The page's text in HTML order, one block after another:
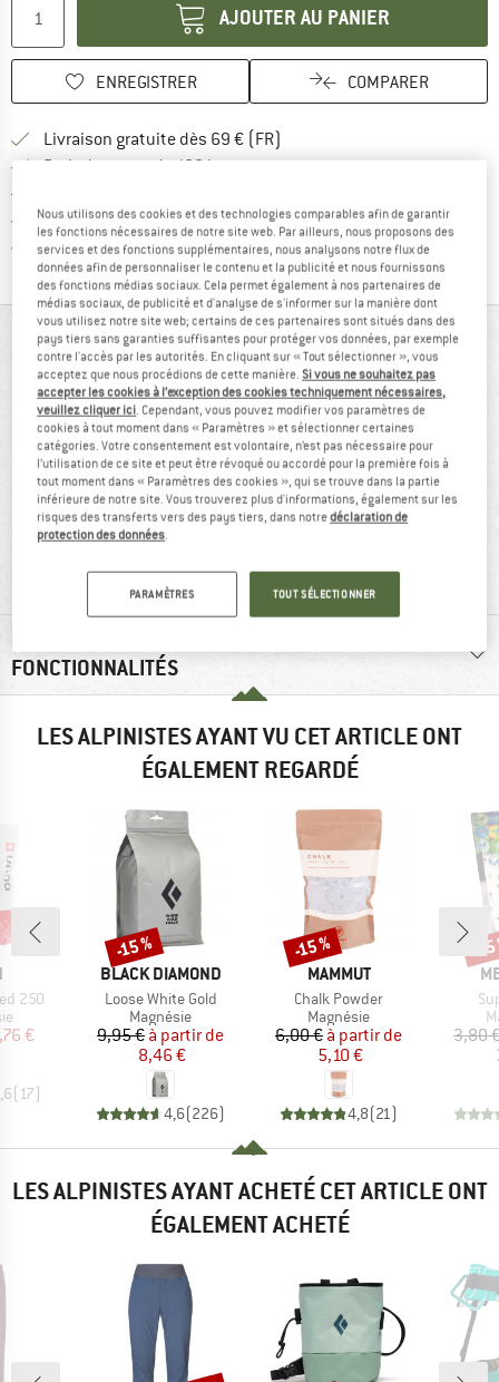
AJOUTER AU PANIER
ENREGISTRER COMPARER
Livraison gratuite dès 69 € (FR)
Droit de retour de 100 jours
Tous les articles disponibles
Protection des acheteurs de Trusted ShopsTrouve toutes les
VUE D'ENSEMBLE
recommandé à
91 %
FONCTIONNALITÉS
LES ALPINISTES AYANT VU CET ARTICLE ONT
ÉGALEMENT REGARDÉ
250
réduit
€
( 17)
MARQUE
BLACK DIAMOND
Article
Loose White Gold
Product group
Magnésie
Prix
9,95 € Prix réduit
à partir de
8,46 €
4,6(226)
Remise
-15 %
MARQUE
MAMMUT
Article
Chalk Powder
Product group
Magnésie
Prix
6,00 € Prix réduit
à partir de
5,10 €
4,8(21)
Remise
-15 %
3,80
-
LES ALPINISTES AYANT ACHETÉ CET ARTICLE ONT
ÉGALEMENT ACHETÉ
Nous utilisons des cookies et des technologies comparables afin de garantir
les fonctions nécessaires de notre site web. Par ailleurs, nous proposons des
services et des fonctions supplémentaires, nous analysons notre flux de
données afin de personnaliser le contenu et la publicité et nous fournissons
des fonctions médias sociaux. Cela permet également à nos partenaires de
médias sociaux, de publicité et d'analyse de s'informer sur la manière dont
vous utilisez notre site web; certains de ces partenaires sont situés dans des
pays tiers sans garanties suffisantes pour protéger vos données, par exemple
contre l'accès par les autorités. En cliquant sur « Tout sélectionner », vous
acceptez que nous procédions de cette manière.Si vous ne souhaitez pas
accepter les cookies à l’exception des cookies techniquement nécessaires,
veuillez cliquer ici. Cependant, vous pouvez modifier vos paramètres de
cookies à tout moment dans « Paramètres » et sélectionner certaines
catégories. Votre consentement est volontaire, n’est pas nécessaire pour
l’utilisation de ce site et peut être révoqué ou accordé pour la première fois à
tout moment dans « Paramètres des cookies », qui se trouve dans la partie
inférieure de notre site. Vous trouverez plus d'informations, également sur les
risques des transferts vers des pays tiers, dans notredéclaration de
protection des données.
PARAMÈTRES TOUT SÉLECTIONNER